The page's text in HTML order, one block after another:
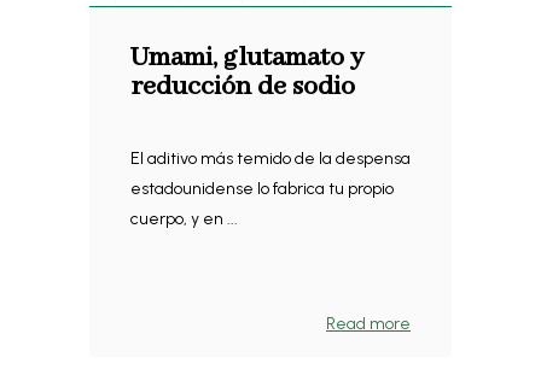
Umami, glutamato y
reducción de sodio
El aditivo más temido de la despensa
estadounidense lo fabrica tu propio
cuerpo, y en ...
Read more